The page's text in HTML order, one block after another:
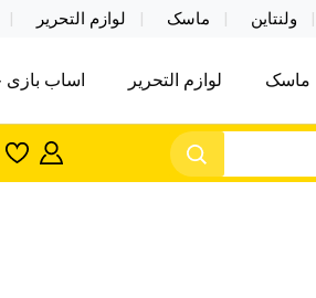
ولنتاین ماسک لوازم التحریر
اکسسوری ماسک در واردات مستقیم
ماسک لوازم التحریر اساب